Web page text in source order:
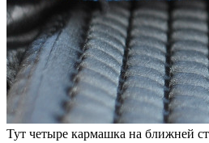
Тут четыре кармашка на ближней